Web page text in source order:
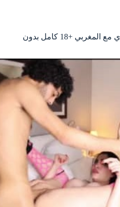
فيلم ميرا النوري مع المغربي +18 كامل بدون